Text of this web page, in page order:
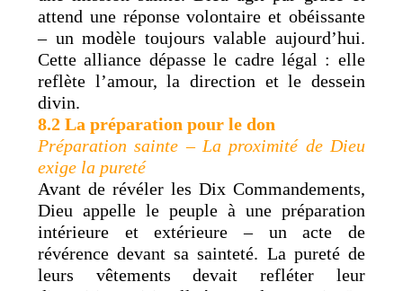
attend une réponse volontaire et obéissante
– un modèle toujours valable aujourd’hui.
Cette alliance dépasse le cadre légal : elle
reflète l’amour, la direction et le dessein
divin.
8.2 La préparation pour le don
Préparation sainte – La proximité de Dieu
exige la pureté
Avant de révéler les Dix Commandements,
Dieu appelle le peuple à une préparation
intérieure et extérieure – un acte de
révérence devant sa sainteté. La pureté de
leurs vêtements devait refléter leur